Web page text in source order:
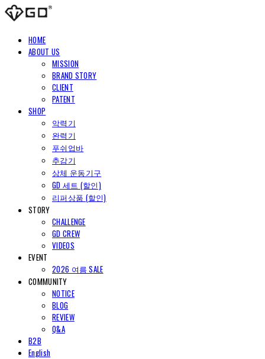
HOME
ABOUT US
MISSION
BRAND STORY
CLIENT
PATENT
SHOP
악력기
완력기
푸쉬업바
추감기
상체 운동기구
GD 세트 (할인)
리퍼상품 (할인)
STORY
CHALLENGE
GD CREW
VIDEOS
EVENT
2026 여름 SALE
COMMUNITY
NOTICE
BLOG
REVIEW
Q&A
B2B
English